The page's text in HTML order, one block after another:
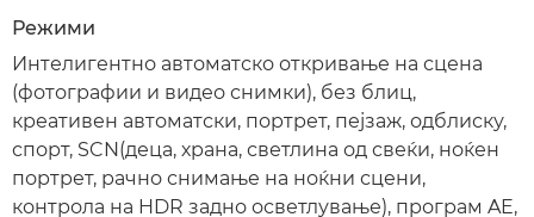
Режими
Интелигентно автоматско откривање на сцена
(фотографии и видео снимки), без блиц,
креативен автоматски, портрет, пејзаж, одблиску,
спорт, SCN(деца, храна, светлина од свеќи, ноќен
портрет, рачно снимање на ноќни сцени,
контрола на HDR задно осветлување), програм AE,